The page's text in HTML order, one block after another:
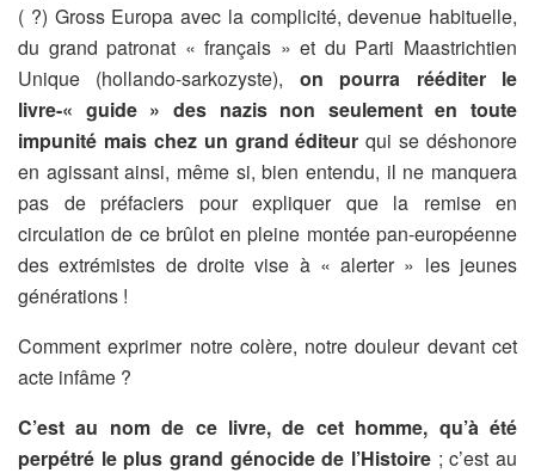
( ?) Gross Europa avec la complicité, devenue habituelle,
du grand patronat « français » et du Parti Maastrichtien
Unique (hollando-sarkozyste), on pourra rééditer le
livre-« guide » des nazis non seulement en toute
impunité mais chez un grand éditeur qui se déshonore
en agissant ainsi, même si, bien entendu, il ne manquera
pas de préfaciers pour expliquer que la remise en
circulation de ce brûlot en pleine montée pan-européenne
des extrémistes de droite vise à « alerter » les jeunes
générations !
Comment exprimer notre colère, notre douleur devant cet
acte infâme ?
C’est au nom de ce livre, de cet homme, qu’à été
perpétré le plus grand génocide de l’Histoire ; c’est au